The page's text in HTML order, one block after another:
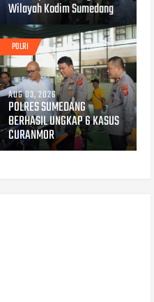
Wilayah Kodim Sumedang
POLRI
AUG 03, 2026
POLRES SUMEDANG
BERHASIL UNGKAP 6 KASUS
CURANMOR